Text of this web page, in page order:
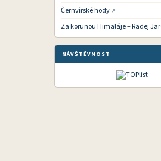
Černvírské hody
Za korunou Himaláje – Radej
NÁVŠTĚVNOST